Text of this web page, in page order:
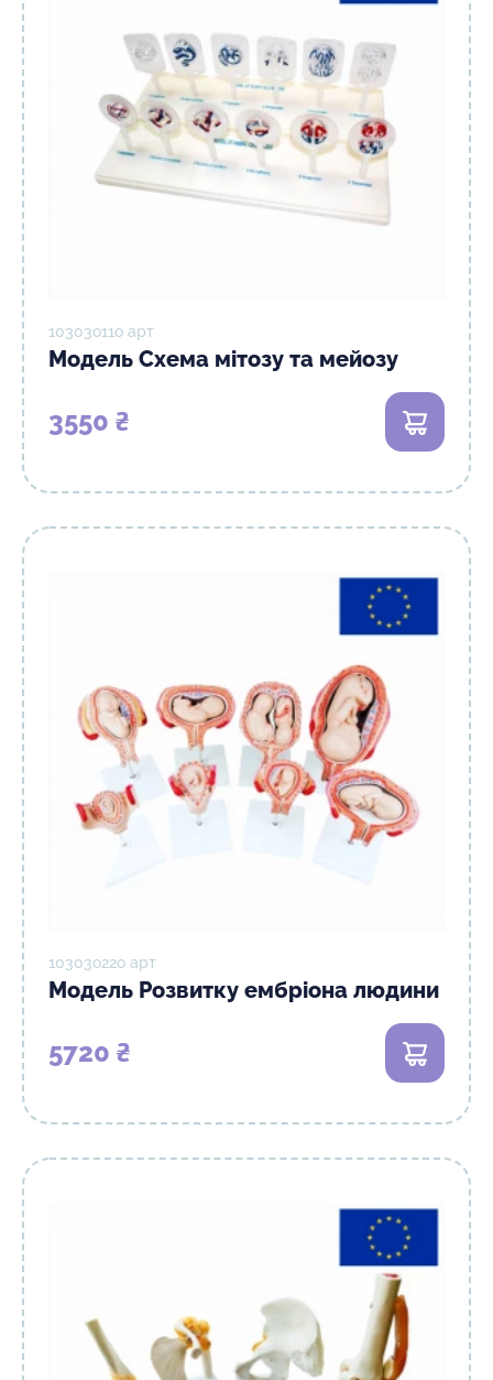
10303о11о арт
Модель Схема мітозу та мейозу
3550 ₴
10303о22о арт
Модель Розвитку ембріона людини
5720 ₴